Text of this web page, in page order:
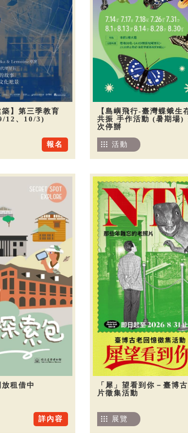
】第三季教育
12、10/3)
報名
【島嶼飛行-臺灣蝶蛾生
共振 手作活動 (暑期場
次停辦
活動
放租借中
詳內容
「犀」望看到你－臺博
片徵集活動
展覽